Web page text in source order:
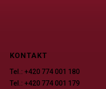
KONTAKT
Tel.: +420 774 001 180
Tel.: +420 774 001 179